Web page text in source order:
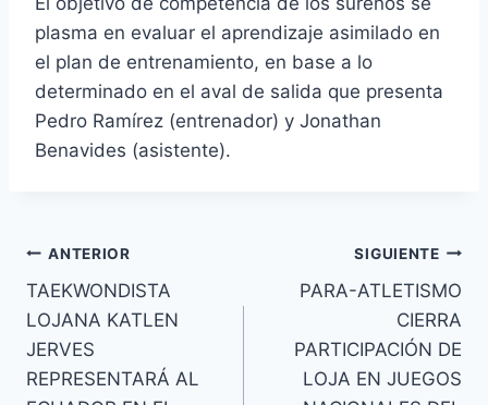
plasma en evaluar el aprendizaje asimilado en
el plan de entrenamiento, en base a lo
determinado en el aval de salida que presenta
Pedro Ramírez (entrenador) y Jonathan
Benavides (asistente).
ANTERIOR
TAEKWONDISTA
LOJANA KATLEN
JERVES
REPRESENTARÁ AL
SIGUIENTE
PARA-ATLETISMO
CIERRA
PARTICIPACIÓN DE
LOJA EN JUEGOS